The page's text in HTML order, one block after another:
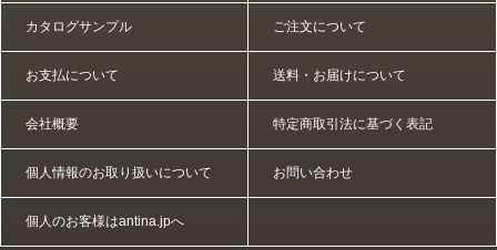
カタログサンプル ご注文について
お支払について 送料・お届けについて
会社概要 特定商取引法に基づく表記
個人情報のお取り扱いについて お問い合わせ
個人のお客様はantina.jpへ